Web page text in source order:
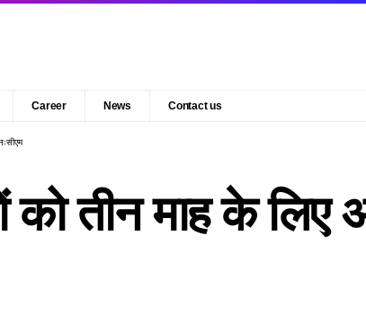
Career News Contact us
को तीन माह के लिए